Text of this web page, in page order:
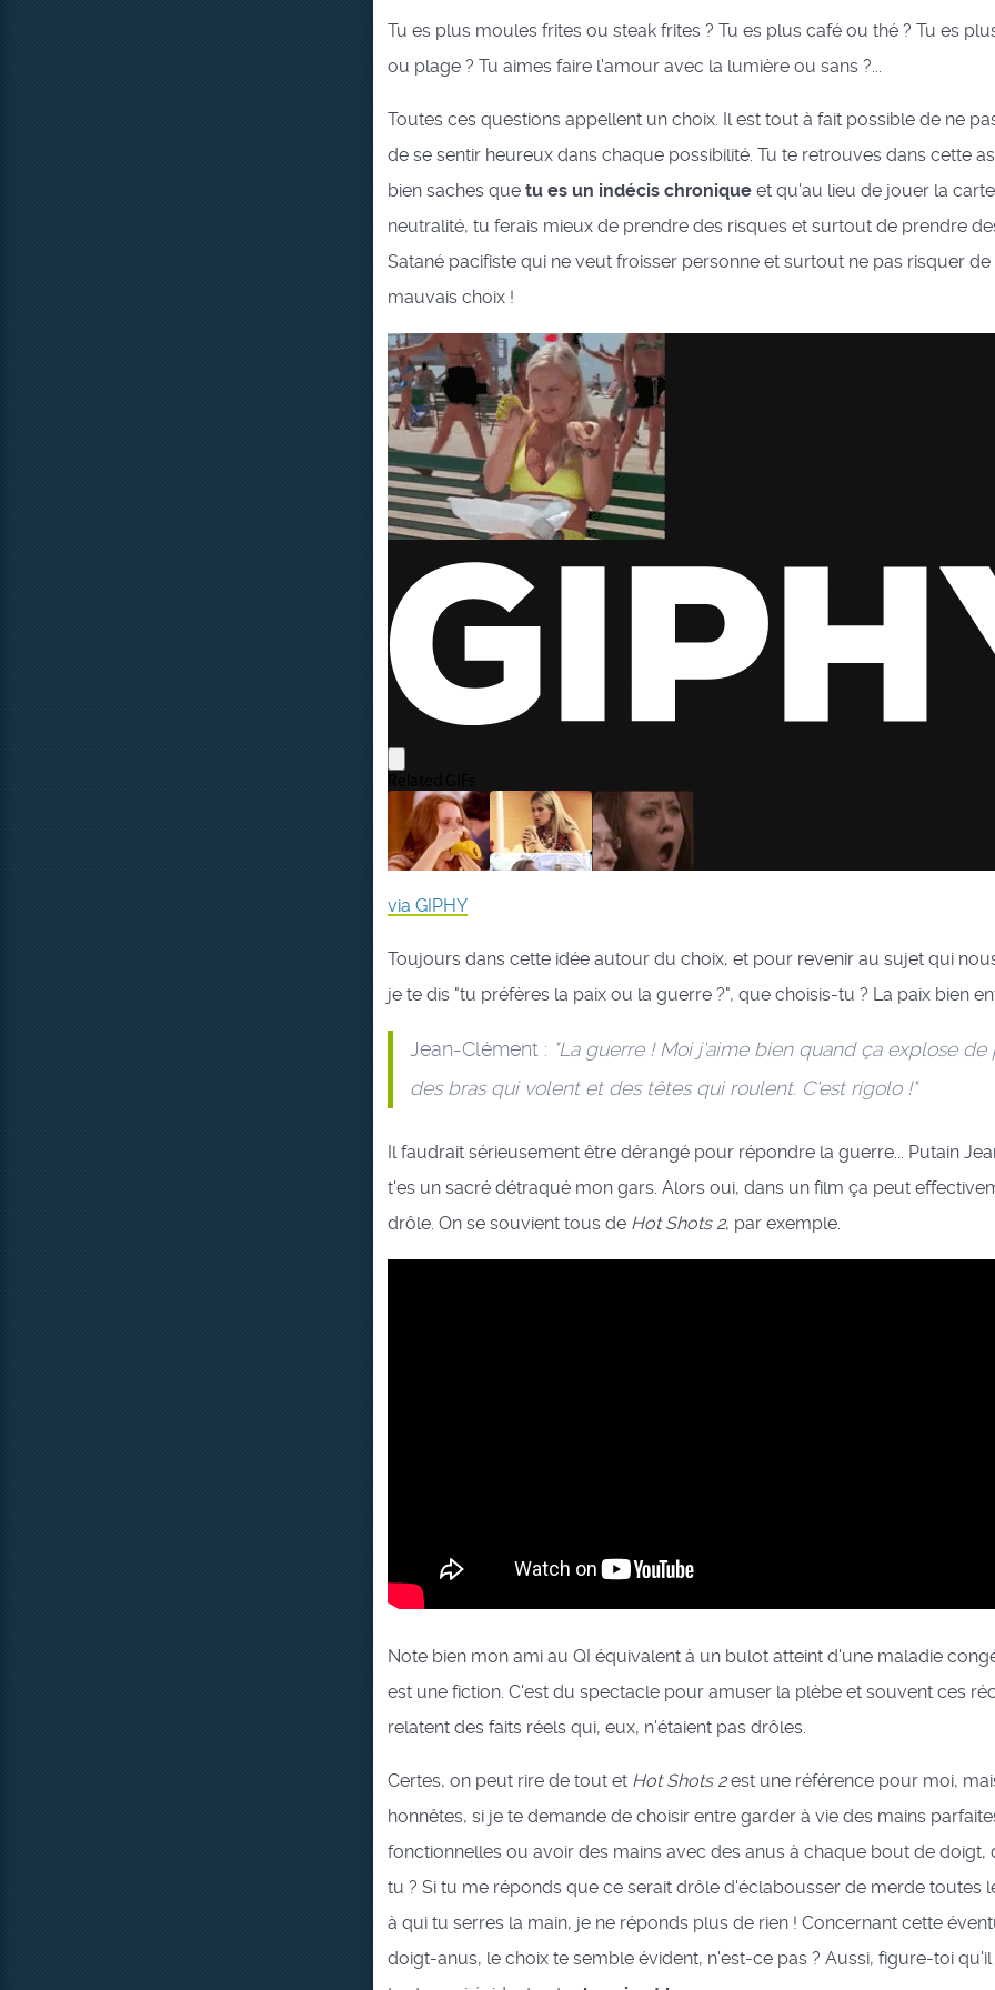
Tu es plus moules frites ou steak frites ? Tu es plus café ou thé ? Tu es
ou plage ? Tu aimes faire l'amour avec la lumière ou sans ?...
Toutes ces questions appellent un choix. Il est tout à fait possible de ne
de se sentir heureux dans chaque possibilité. Tu te retrouves dans cette
bien saches que tu es un indécis chronique et qu'au lieu de jouer la
neutralité, tu ferais mieux de prendre des risques et surtout de prendre
Satané pacifiste qui ne veut froisser personne et surtout ne pas risquer de
mauvais choix !
via GIPHY
Toujours dans cette idée autour du choix, et pour revenir au sujet qui
je te dis "tu préfères la paix ou la guerre ?", que choisis-tu ? La paix bien
Jean-Clément : "La guerre ! Moi j'aime bien quand ça explose de
des bras qui volent et des têtes qui roulent. C'est rigolo !"
Il faudrait sérieusement être dérangé pour répondre la guerre... Putain
t'es un sacré détraqué mon gars. Alors oui, dans un film ça peut
drôle. On se souvient tous de Hot Shots 2, par exemple.
Note bien mon ami au QI équivalent à un bulot atteint d'une maladie
est une fiction. C'est du spectacle pour amuser la plèbe et souvent ces
relatent des faits réels qui, eux, n'étaient pas drôles.
Certes, on peut rire de tout et Hot Shots 2est une référence pour moi,
honnêtes, si je te demande de choisir entre garder à vie des mains
fonctionnelles ou avoir des mains avec des anus à chaque bout de doigt,
tu ? Si tu me réponds que ce serait drôle d'éclabousser de merde toutes
à qui tu serres la main, je ne réponds plus de rien ! Concernant cette
doigt-anus, le choix te semble évident, n'est-ce pas ? Aussi, figure-toi